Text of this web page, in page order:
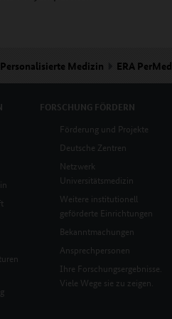
Personalisierte Medizin ERA PerMed
FORSCHUNG FÖRDERN
Förderung und Projekte
Deutsche Zentren
Netzwerk
Universitätsmedizin
Weitere institutionell
geförderte Einrichtungen
Bekanntmachungen
Ansprechpersonen
Ihre Forschungsergebnisse.
Viele Wege sie zu zeigen.